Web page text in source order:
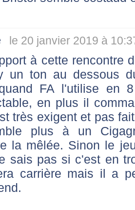
le 20 janvier 2019 à
à cette rencontre
un ton au dessous
FA l'utilise en
en plus il
très exigent et pas
plus à un
la mêlée. Sinon le
sais pas si c'est en
carrière mais il a